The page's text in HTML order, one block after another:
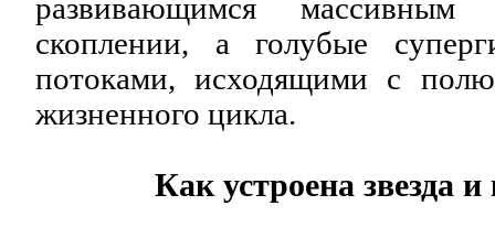
развивающимся
скоплении, а голубые
потоками, исходящими с
жизненного цикла.
Как устроена звезда